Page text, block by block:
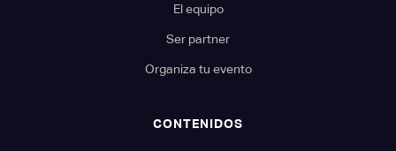
El equipo
Ser partner
Organiza tu evento
CONTENIDOS